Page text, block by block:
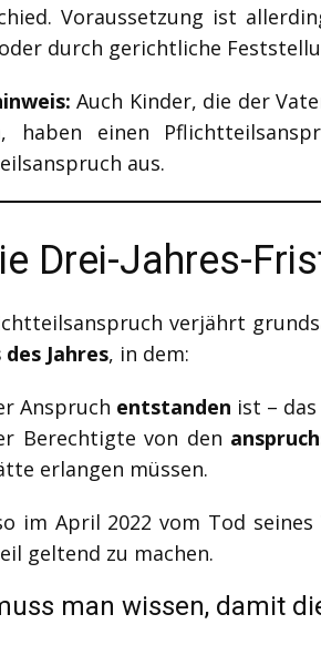
Voraussetzung ist
durch gerichtliche
Auch Kinder, die der
haben einen
aus.
Drei-Jahres-
verjährt
des Jahres, in dem:
Anspruch entstanden ist –
Berechtigte von den
erlangen müssen.
im April 2022 vom Tod
geltend zu machen.
man wissen, damit